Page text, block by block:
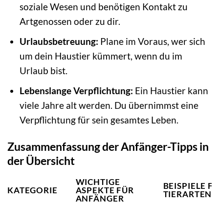
soziale Wesen und benötigen Kontakt zu
Artgenossen oder zu dir.
Urlaubsbetreuung: Plane im Voraus, wer sich
um dein Haustier kümmert, wenn du im
Urlaub bist.
Lebenslange Verpflichtung: Ein Haustier kann
viele Jahre alt werden. Du übernimmst eine
Verpflichtung für sein gesamtes Leben.
Zusammenfassung der Anfänger-Tipps in
der Übersicht
KATEGORIE
WICHTIGE
ASPEKTE FÜR
ANFÄNGER
BEISPIELE
TIERARTEN